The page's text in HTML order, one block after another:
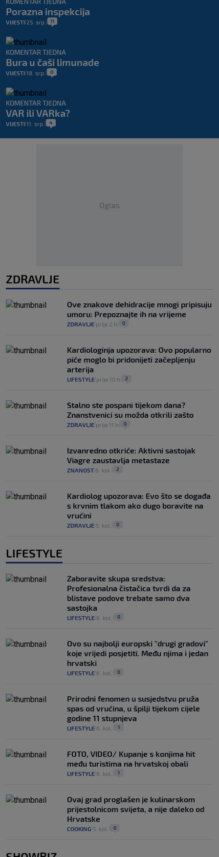
Porazna inspekcija
VIJESTI 25. srp. 11
KOMENTAR TJEDNA
Bura u čaši limunade
VIJESTI 18. srp. 0
KOMENTAR TJEDNA
VAR ili VARka?
VIJESTI 11. srp. 4
Oglas
ZDRAVLJE
Ove znakove dehidracije mnogi pripisuju
umoru: Prepoznajte ih na vrijeme
ZDRAVLJE prije 2 h 0
Kardiologinja upozorava: Ovo popularno
piće moglo bi pridonijeti začepljenju
arterija
LIFESTYLE prije 10 h 2
Stalno ste pospani tijekom dana?
Znanstvenici su možda otkrili zašto
ZDRAVLJE prije 11 h 0
Izvanredno otkriće: Aktivni sastojak
Viagre zaustavlja metastaze
ZNANOST 6. kol. 2
Kardiolog upozorava: Evo što se događa
s krvnim tlakom ako dugo boravite na
vrućini
ZDRAVLJE 5. kol. 0
LIFESTYLE
Zaboravite skupa sredstva:
Profesionalna čistačica tvrdi da za
blistave podove trebate samo dva
sastojka
LIFESTYLE 6. kol. 0
Ovo su najbolji europski "drugi gradovi"
koje vrijedi posjetiti. Među njima i jedan
hrvatski
LIFESTYLE 6. kol. 0
Prirodni fenomen u susjedstvu pruža
spas od vrućina, u špilji tijekom cijele
godine 11 stupnjeva
LIFESTYLE 6. kol. 1
FOTO, VIDEO/ Kupanje s konjima hit
među turistima na hrvatskoj obali
LIFESTYLE 6. kol. 1
Ovaj grad proglašen je kulinarskom
prijestolnicom svijeta, a nije daleko od
Hrvatske
COOKING 5. kol. 0